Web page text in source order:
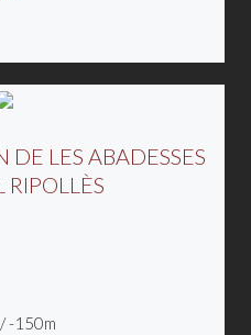
DE LES ABADESSES
-150m